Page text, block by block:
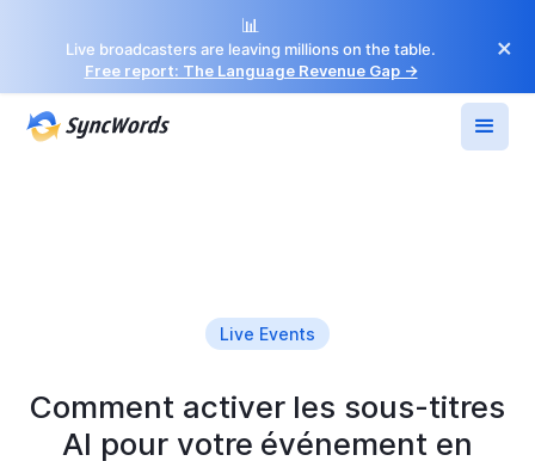
📊
Live broadcasters are leaving millions on the table.
Free report: The Language Revenue Gap →
×
Live Events
Comment activer les sous-titres
AI pour votre événement en